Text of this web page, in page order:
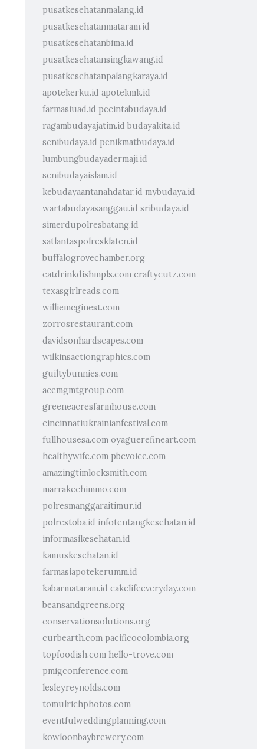
pusatkesehatanmalang.id
pusatkesehatanmataram.id
pusatkesehatanbima.id
pusatkesehatansingkawang.id
pusatkesehatanpalangkaraya.id
apotekerku.id apotekmk.id
farmasiuad.id pecintabudaya.id
ragambudayajatim.id budayakita.id
senibudaya.id penikmatbudaya.id
lumbungbudayadermaji.id
senibudayaislam.id
kebudayaantanahdatar.id mybudaya.id
wartabudayasanggau.id sribudaya.id
simerdupolresbatang.id
satlantaspolresklaten.id
buffalogrovechamber.org
eatdrinkdishmpls.com craftycutz.com
texasgirlreads.com
williemcginest.com
zorrosrestaurant.com
davidsonhardscapes.com
wilkinsactiongraphics.com
guiltybunnies.com
acemgmtgroup.com
greeneacresfarmhouse.com
cincinnatiukrainianfestival.com
fullhousesa.com oyaguerefineart.com
healthywife.com pbcvoice.com
amazingtimlocksmith.com
marrakechimmo.com
polresmanggaraitimur.id
polrestoba.id infotentangkesehatan.id
informasikesehatan.id
kamuskesehatan.id
farmasiapotekerumm.id
kabarmataram.id cakelifeeveryday.com
beansandgreens.org
conservationsolutions.org
curbearth.com pacificocolombia.org
topfoodish.com hello-trove.com
pmigconference.com
lesleyreynolds.com
tomulrichphotos.com
eventfulweddingplanning.com
kowloonbaybrewery.com